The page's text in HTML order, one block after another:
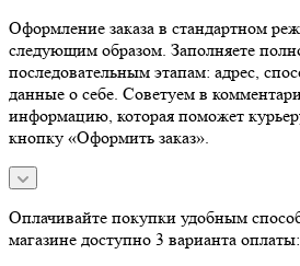
Оформление заказа в стандартном
следующим образом. Заполняете
последовательным этапам: адрес,
данные о себе. Советуем в
информацию, которая поможет
кнопку «Оформить заказ».
Оплачивайте покупки удобным
магазине доступно 3 варианта оплаты: